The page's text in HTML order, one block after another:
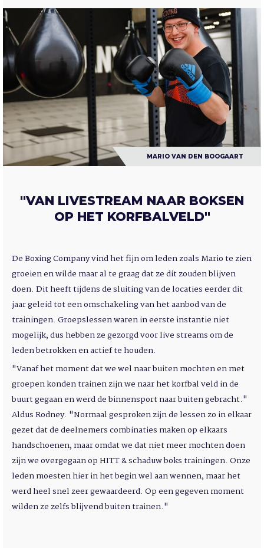
MARIO VAN DEN BOOGAART
"VAN LIVESTREAM NAAR BOKSEN
OP HET KORFBALVELD"
De Boxing Company vind het fijn om leden zoals Mario te zien
groeien en wilde maar al te graag dat ze dit zouden blijven
doen. Dit heeft tijdens de sluiting van de locaties eerder dit
jaar geleid tot een omschakeling van het aanbod van de
trainingen. Groepslessen waren in eerste instantie niet
mogelijk, dus hebben ze gezorgd voor live streams om de
leden betrokken en actief te houden.
"Vanaf het moment dat we wel naar buiten mochten en met
groepen konden trainen zijn we naar het korfbal veld in de
buurt gegaan en werd de binnensport naar buiten gebracht."
Aldus Rodney. "Normaal gesproken zijn de lessen zo in elkaar
gezet dat de deelnemers combinaties maken op elkaars
handschoenen, maar omdat we dat niet meer mochten doen
zijn we overgegaan op HITT & schaduw boks trainingen. Onze
leden moesten hier in het begin wel aan wennen, maar het
werd heel snel zeer gewaardeerd. Op een gegeven moment
wilden ze zelfs blijvend buiten trainen."